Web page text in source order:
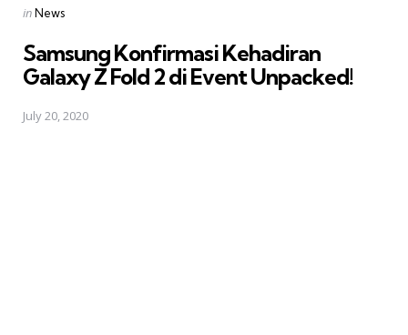
Posted
inNews
Samsung Konfirmasi Kehadiran
Galaxy Z Fold 2 di Event Unpacked!
July 20, 2020